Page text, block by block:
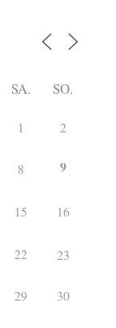
SA. SO.
1 2
8 9
15 16
22 23
29 30